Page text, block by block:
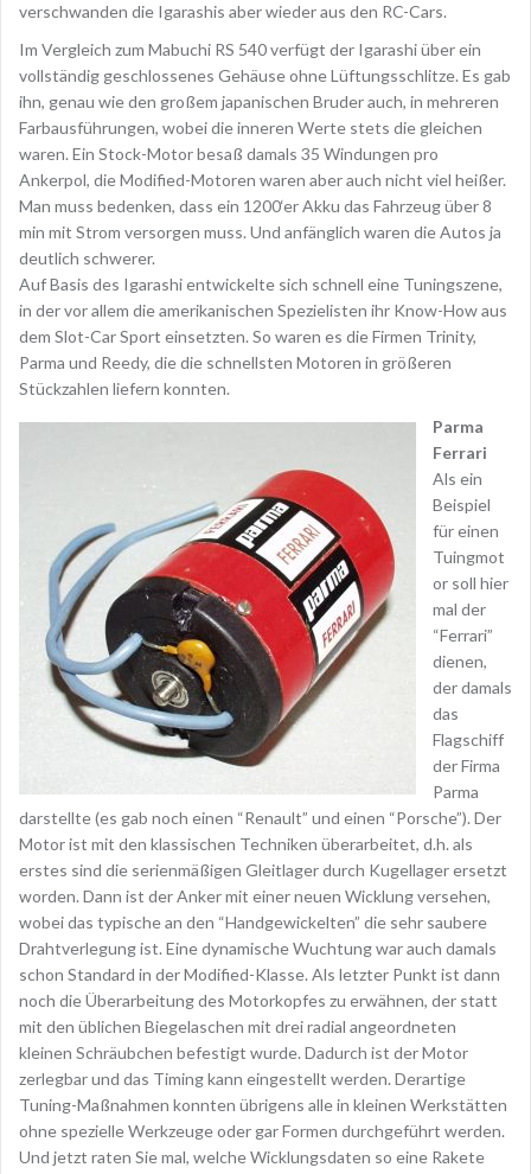
verschwanden die Igarashis aber wieder aus den RC-Cars.
Im Vergleich zum Mabuchi RS 540 verfügt der Igarashi über ein
vollständig geschlossenes Gehäuse ohne Lüftungsschlitze. Es gab
ihn, genau wie den großem japanischen Bruder auch, in mehreren
Farbausführungen, wobei die inneren Werte stets die gleichen
waren. Ein Stock-Motor besaß damals 35 Windungen pro
Ankerpol, die Modified-Motoren waren aber auch nicht viel heißer.
Man muss bedenken, dass ein 1200‘er Akku das Fahrzeug über 8
min mit Strom versorgen muss. Und anfänglich waren die Autos ja
deutlich schwerer.
Auf Basis des Igarashi entwickelte sich schnell eine Tuningszene,
in der vor allem die amerikanischen Spezielisten ihr Know-How aus
dem Slot-Car Sport einsetzten. So waren es die Firmen Trinity,
Parma und Reedy, die die schnellsten Motoren in größeren
Stückzahlen liefern konnten.
Parma
Ferrari
Als ein
Beispiel
für einen
Tuingmot
or soll hier
mal der
“Ferrari”
dienen,
der damals
das
Flagschiff
der Firma
Parma
darstellte (es gab noch einen “Renault” und einen “Porsche”). Der
Motor ist mit den klassischen Techniken überarbeitet, d.h. als
erstes sind die serienmäßigen Gleitlager durch Kugellager ersetzt
worden. Dann ist der Anker mit einer neuen Wicklung versehen,
wobei das typische an den “Handgewickelten” die sehr saubere
Drahtverlegung ist. Eine dynamische Wuchtung war auch damals
schon Standard in der Modified-Klasse. Als letzter Punkt ist dann
noch die Überarbeitung des Motorkopfes zu erwähnen, der statt
mit den üblichen Biegelaschen mit drei radial angeordneten
kleinen Schräubchen befestigt wurde. Dadurch ist der Motor
zerlegbar und das Timing kann eingestellt werden. Derartige
Tuning-Maßnahmen konnten übrigens alle in kleinen Werkstätten
ohne spezielle Werkzeuge oder gar Formen durchgeführt werden.
Und jetzt raten Sie mal, welche Wicklungsdaten so eine Rakete